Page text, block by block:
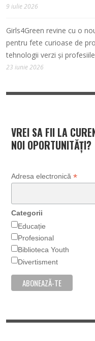
9 iulie 2026
Girls4Green revine cu o
pentru fete curioase de
tehnologii verzi și
23 iunie 2026
VREI SA FII LA
NOI OPORTUNITĂȚI?
Adresa electronică *
Categorii
Educație
Profesional
Biblioteca Youth
Divertisment